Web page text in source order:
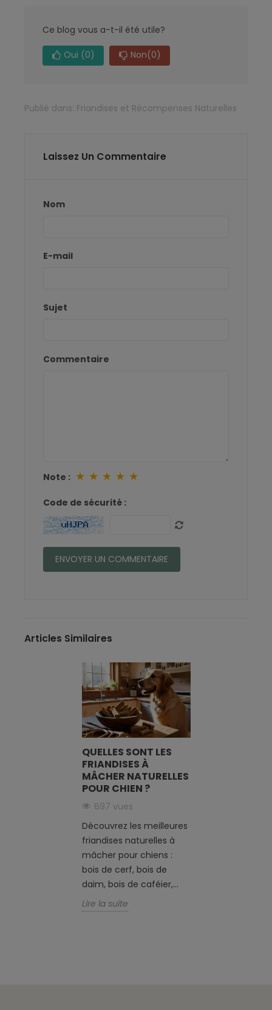
Ce blog vous a-t-il été utile?
Oui (0) Non(0)
Publié dans: Friandises et Récompenses Naturelles
Laissez Un Commentaire
Nom
E-mail
Sujet
Commentaire
Note : ★ ★ ★ ★ ★
Code de sécurité :
Articles Similaires
QUELLES SONT LES
FRIANDISES À
MÂCHER NATURELLES
POUR CHIEN ?
697 vues
Découvrez les meilleures
friandises naturelles à
mâcher pour chiens :
bois de cerf, bois de
daim, bois de caféier,...
Lire la suite